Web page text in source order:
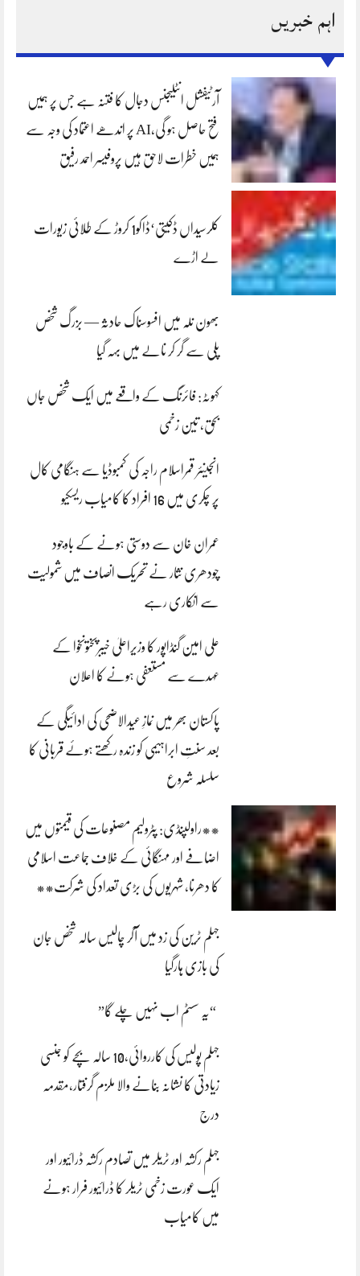
اہم خبریں
آرٹیفشل انٹلیجنس دجال کا فتنہ ہے جس پر ہمیں
فتح حاصل ہو گی،AI پر اندھے اعتماد کی وجہ سے
ہمیں خطرات لاحق ہیں پروفیسر احمد رفیق
کلرسیداں ڈکیتی‘ڈاکو1 کروڑ کے طلائی زیورات
لے اڑے
بھون نلہ میں افسوسناک حادثہ — بزرگ شخص
پلی سے گر کر نالے میں بہہ گیا
کہوٹہ: فائرنگ کے واقعے میں ایک شخص جاں
بحق، تین زخمی
انجینئر قمراسلام راجہ کی کمبوڈیا سے ہنگامی کال
پر چکری میں 16 افراد کا کامیاب ریسکیو
عمران خان سے دوستی ہونے کے باوجود
چودھری نثار نے تحریک انصاف میں شمولیت
سے انکاری رہے
علی امین گنڈاپور کا وزیراعلیٰ خیبرپختونخوا کے
عہدے سے مستعفی ہونے کا اعلان
پاکستان بھر میں نمازِ عیدالاضحی کی ادائیگی کے
بعد سنتِ ابراہیمی کو زندہ رکھتے ہوئے قربانی کا
سلسلہ شروع
**راولپنڈی: پٹرولیم مصنوعات کی قیمتوں میں
اضافے اور مہنگائی کے خلاف جماعت اسلامی
کا دھرنا، شہریوں کی بڑی تعداد کی شرکت**
جہلم ٹرین کی زد میں آکر چالیس سالہ شخص جان
کی بازی ہارگیا
“یہ سسٹم اب نہیں چلے گا”
جہلم پولیس کی کارروائی،10 سالہ بچے کو جنسی
زیادتی کا نشانہ بنانے والا ملزم گرفتار،مقدمہ
درج
جہلم رکشہ اور ٹریلر میں تصادم رکشہ ڈرائیور اور
ایک عورت زخمی ٹریلر کا ڈرائیور فرار ہونے
میں کامیاب